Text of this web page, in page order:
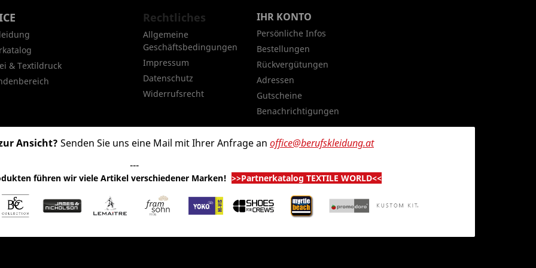
& Textildruck
Rechtliches
Allgemeine
Geschäftsbedingungen
Impressum
Datenschutz
Widerrufsrecht
IHR KONTO
Persönliche Infos
Bestellungen
Rückvergütungen
Adressen
Gutscheine
Benachrichtigungen
Ansicht? Senden Sie uns eine Mail mit Ihrer Anfrage an office@berufskleidung.at
---
führen wir viele Artikel verschiedener Marken! >>Partnerkatalog TEXTILE WORLD<<